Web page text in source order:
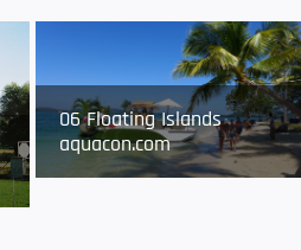
06 Floating Islands
aquacon.com